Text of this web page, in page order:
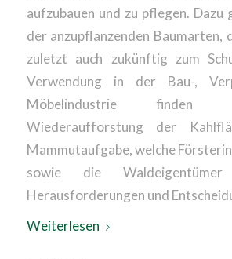
aufzubauen und zu pflegen. Dazu
der anzupflanzenden Baumarten,
zuletzt auch zukünftig zum
Verwendung in der Bau-,
Möbelindustrie finden
Wiederaufforstung der
Mammutaufgabe, welche
sowie die
Herausforderungen und
Weiterlesen